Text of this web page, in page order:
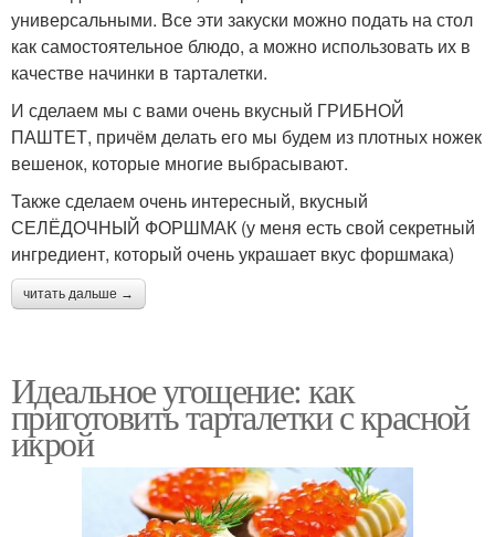
универсальными. Все эти закуски можно подать на стол
как самостоятельное блюдо, а можно использовать их в
качестве начинки в тарталетки.
И сделаем мы с вами очень вкусный ГРИБНОЙ
ПАШТЕТ, причём делать его мы будем из плотных ножек
вешенок, которые многие выбрасывают.
Также сделаем очень интересный, вкусный
СЕЛЁДОЧНЫЙ ФОРШМАК (у меня есть свой секретный
ингредиент, который очень украшает вкус форшмака)
читать дальше →
Идеальное угощение: как
приготовить тарталетки с красной
икрой